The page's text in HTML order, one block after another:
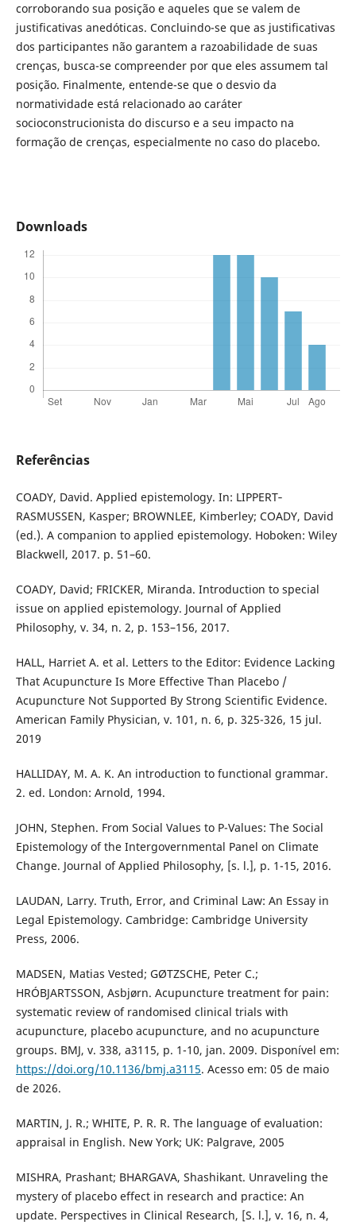
corroborando sua posição e aqueles que se valem de
justificativas anedóticas. Concluindo-se que as justificativas
dos participantes não garantem a razoabilidade de suas
crenças, busca-se compreender por que eles assumem tal
posição. Finalmente, entende-se que o desvio da
normatividade está relacionado ao caráter
socioconstrucionista do discurso e a seu impacto na
formação de crenças, especialmente no caso do placebo.
Downloads
Referências
COADY, David. Applied epistemology. In: LIPPERT‐
RASMUSSEN, Kasper; BROWNLEE, Kimberley; COADY, David
(ed.). A companion to applied epistemology. Hoboken: Wiley
Blackwell, 2017. p. 51–60.
COADY, David; FRICKER, Miranda. Introduction to special
issue on applied epistemology. Journal of Applied
Philosophy, v. 34, n. 2, p. 153–156, 2017.
HALL, Harriet A. et al. Letters to the Editor: Evidence Lacking
That Acupuncture Is More Effective Than Placebo /
Acupuncture Not Supported By Strong Scientific Evidence.
American Family Physician, v. 101, n. 6, p. 325-326, 15 jul.
2019
HALLIDAY, M. A. K. An introduction to functional grammar.
2. ed. London: Arnold, 1994.
JOHN, Stephen. From Social Values to P-Values: The Social
Epistemology of the Intergovernmental Panel on Climate
Change. Journal of Applied Philosophy, [s. l.], p. 1-15, 2016.
LAUDAN, Larry. Truth, Error, and Criminal Law: An Essay in
Legal Epistemology. Cambridge: Cambridge University
Press, 2006.
MADSEN, Matias Vested; GØTZSCHE, Peter C.;
HRÓBJARTSSON, Asbjørn. Acupuncture treatment for pain:
systematic review of randomised clinical trials with
acupuncture, placebo acupuncture, and no acupuncture
groups. BMJ, v. 338, a3115, p. 1-10, jan. 2009. Disponível em:
https://doi.org/10.1136/bmj.a3115. Acesso em: 05 de maio
de 2026.
MARTIN, J. R.; WHITE, P. R. R. The language of evaluation:
appraisal in English. New York; UK: Palgrave, 2005
MISHRA, Prashant; BHARGAVA, Shashikant. Unraveling the
mystery of placebo effect in research and practice: An
update. Perspectives in Clinical Research, [S. l.], v. 16, n. 4,